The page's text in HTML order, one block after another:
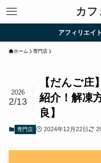
カフ
アフィリエイ
ホーム 専門店
【だんご庄
紹介！解凍
良】
2026
2/13
専門店 2024年12月22日